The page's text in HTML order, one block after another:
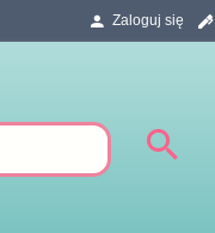
Zaloguj się